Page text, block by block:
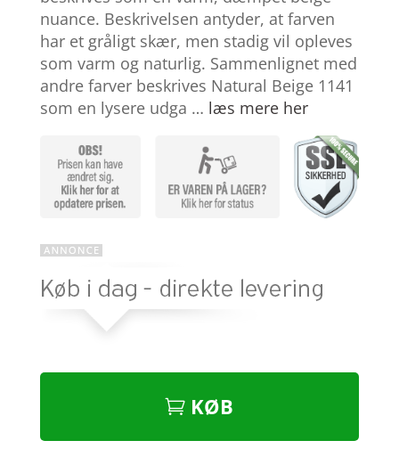
på
kundebedø
mmelser
nuance. Beskrivelsen antyder, at farven
har et gråligt skær, men stadig vil opleves
som varm og naturlig. Sammenlignet med
andre farver beskrives Natural Beige 1141
som en lysere udga … læs mere her
KØB